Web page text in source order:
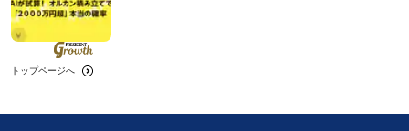
トップページへ